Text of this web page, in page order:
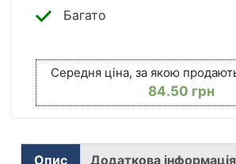
34-
38
Багато
Середня ціна, за якою
84.50 грн
Опис Додаткова інформація